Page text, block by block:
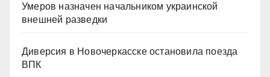
Умеров назначен начальником украинской
внешней разведки
Диверсия в Новочеркасске остановила поезда
ВПК